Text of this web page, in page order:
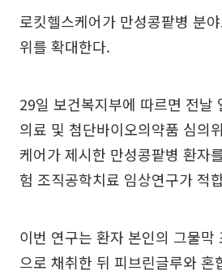
로킷헬스케어가 만성콩팥병 분
위를 확대한다.
29일 보건복지부에 따르면 전날
의료 및 첨단바이오의약품 심의
케어가 제시한 만성콩팥병 환자
험 조직공학치료 임상연구가 적
이번 연구는 환자 본인의 그물막
으로 채취한 뒤 피브린글루와 혼